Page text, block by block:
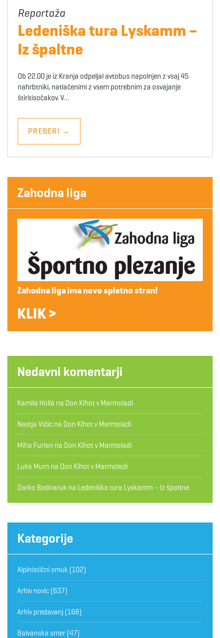
Ledeniška tura Lyskamm –
Iz špaltne
Ob 22.00 je iz Kranja odpeljal avtobus napolnjen z vsaj 45
nahrbtniki, natlačenimi z vsem potrebnim za osvajanje
štiritisočakov. V…
PREBERI →
Zahodna liga
Zahodna liga ima novo spletno stran!
KLIK >
Nedavni komentarji
Kamila Hollá na Don Kihot v Marmoladi
Nastja Vidic na Don Kihot v Marmoladi
Miha Furlan na Don Kihot v Marmoladi
Luka Murn na Don Kihot v Marmoladi
Darko Bodnaruk na Ledeniška tura Lyskamm – Iz špaltne
Kategorije
Alpinistični smuk (102)
Arhiv novic (637)
Arhiv predavanj (168)
Balvanska smer (47)